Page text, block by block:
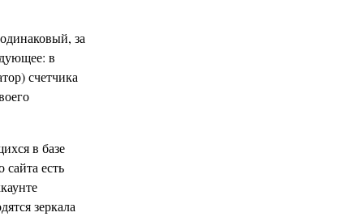
за
в
счетчика
в базе
есть
зеркала